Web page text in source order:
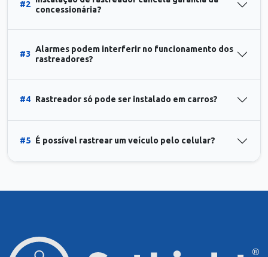
#2
concessionária?
#3
Alarmes podem interferir no funcionamento dos
rastreadores?
#4 Rastreador só pode ser instalado em carros?
#5 É possível rastrear um veículo pelo celular?